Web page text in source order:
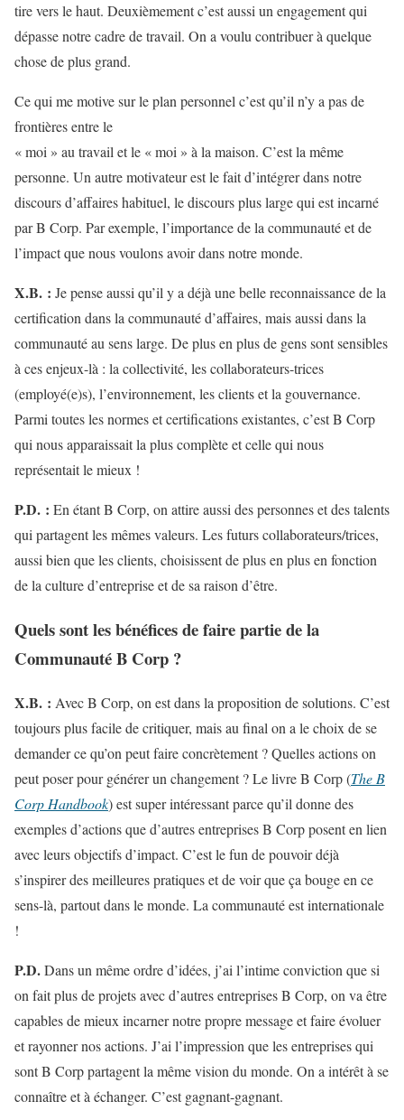
tire vers le haut. Deuxièmement c’est aussi un engagement qui
dépasse notre cadre de travail. On a voulu contribuer à quelque
chose de plus grand.
Ce qui me motive sur le plan personnel c’est qu’il n’y a pas de
frontières entre le
« moi » au travail et le « moi » à la maison. C’est la même
personne. Un autre motivateur est le fait d’intégrer dans notre
discours d’affaires habituel, le discours plus large qui est incarné
par B Corp. Par exemple, l’importance de la communauté et de
l’impact que nous voulons avoir dans notre monde.
X.B. : Je pense aussi qu’il y a déjà une belle reconnaissance de la
certification dans la communauté d’affaires, mais aussi dans la
communauté au sens large. De plus en plus de gens sont sensibles
à ces enjeux-là : la collectivité, les collaborateurs-trices
(employé(e)s), l’environnement, les clients et la gouvernance.
Parmi toutes les normes et certifications existantes, c’est B Corp
qui nous apparaissait la plus complète et celle qui nous
représentait le mieux !
P.D. : En étant B Corp, on attire aussi des personnes et des talents
qui partagent les mêmes valeurs. Les futurs collaborateurs/trices,
aussi bien que les clients, choisissent de plus en plus en fonction
de la culture d’entreprise et de sa raison d’être.
Quels sont les bénéfices de faire partie de la
Communauté B Corp ?
X.B. : Avec B Corp, on est dans la proposition de solutions. C’est
toujours plus facile de critiquer, mais au final on a le choix de se
demander ce qu’on peut faire concrètement ? Quelles actions on
peut poser pour générer un changement ? Le livre B Corp (The B
Corp Handbook) est super intéressant parce qu’il donne des
exemples d’actions que d’autres entreprises B Corp posent en lien
avec leurs objectifs d’impact. C’est le fun de pouvoir déjà
s’inspirer des meilleures pratiques et de voir que ça bouge en ce
sens-là, partout dans le monde. La communauté est internationale
!
P.D.Dans un même ordre d’idées, j’ai l’intime conviction que si
on fait plus de projets avec d’autres entreprises B Corp, on va être
capables de mieux incarner notre propre message et faire évoluer
et rayonner nos actions. J’ai l’impression que les entreprises qui
sont B Corp partagent la même vision du monde. On a intérêt à se
connaître et à échanger. C’est gagnant-gagnant.